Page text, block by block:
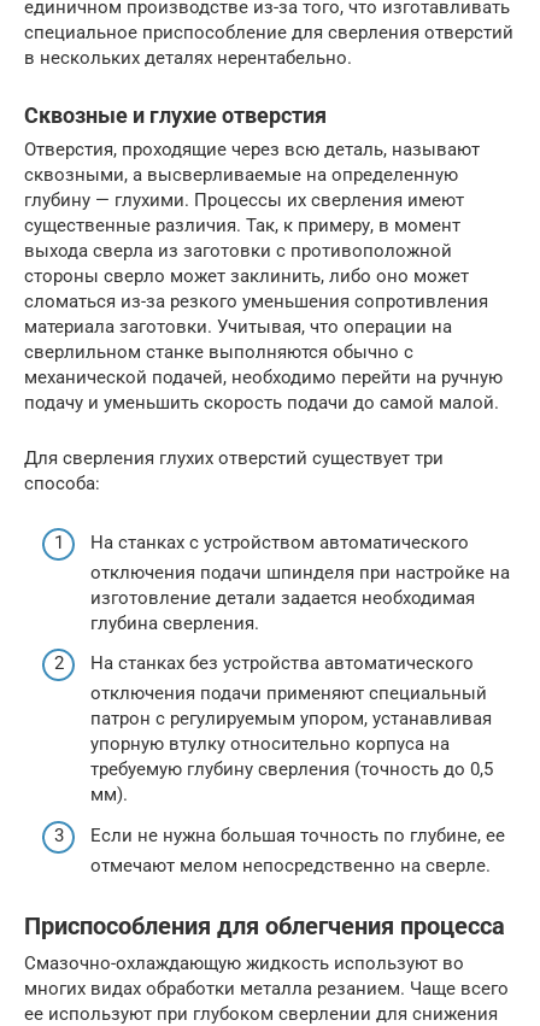
единичном производстве из-за того, что изготавливать
специальное приспособление для сверления отверстий
в нескольких деталях нерентабельно.
Сквозные и глухие отверстия
Отверстия, проходящие через всю деталь, называют
сквозными, а высверливаемые на определенную
глубину — глухими. Процессы их сверления имеют
существенные различия. Так, к примеру, в момент
выхода сверла из заготовки с противоположной
стороны сверло может заклинить, либо оно может
сломаться из-за резкого уменьшения сопротивления
материала заготовки. Учитывая, что операции на
сверлильном станке выполняются обычно с
механической подачей, необходимо перейти на ручную
подачу и уменьшить скорость подачи до самой малой.
Для сверления глухих отверстий существует три
способа:
На станках с устройством автоматического
отключения подачи шпинделя при настройке на
изготовление детали задается необходимая
глубина сверления.
На станках без устройства автоматического
отключения подачи применяют специальный
патрон с регулируемым упором, устанавливая
упорную втулку относительно корпуса на
требуемую глубину сверления (точность до 0,5
мм).
Если не нужна большая точность по глубине, ее
отмечают мелом непосредственно на сверле.
Приспособления для облегчения процесса
Смазочно-охлаждающую жидкость используют во
многих видах обработки металла резанием. Чаще всего
ее используют при глубоком сверлении для снижения